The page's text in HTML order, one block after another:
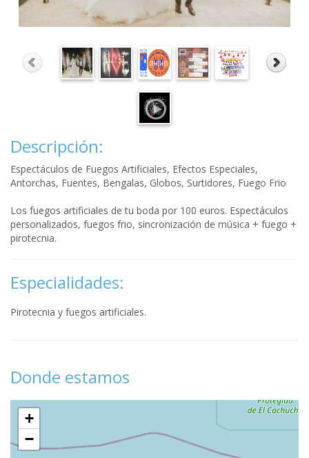
Descripción:
Espectáculos de Fuegos Artificiales, Efectos Especiales,
Antorchas, Fuentes, Bengalas, Globos, Surtidores, Fuego Frio
Los fuegos artificiales de tu boda por 100 euros. Espectáculos
personalizados, fuegos frio, sincronización de música + fuego +
pirotecnia.
Especialidades:
Pirotecnia y fuegos artificiales.
Donde estamos
+
−